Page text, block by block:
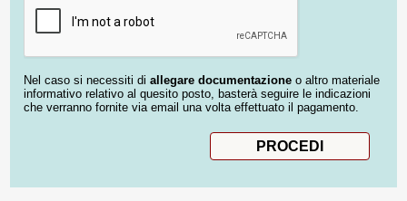
Nel caso si necessiti di allegare documentazione o altro materiale
informativo relativo al quesito posto, basterà seguire le indicazioni
che verranno fornite via email una volta effettuato il pagamento.